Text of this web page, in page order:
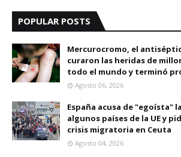
POPULAR POSTS
Mercurocromo, el
curaron las heridas de
todo el mundo y terminó
Agosto 06, 2026
España acusa de "egoísta"
algunos países de la UE y
crisis migratoria en Ceuta
Agosto 04, 2026